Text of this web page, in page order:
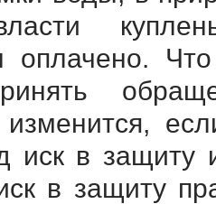
оплачено.
изменится,
иск в защиту
в защиту